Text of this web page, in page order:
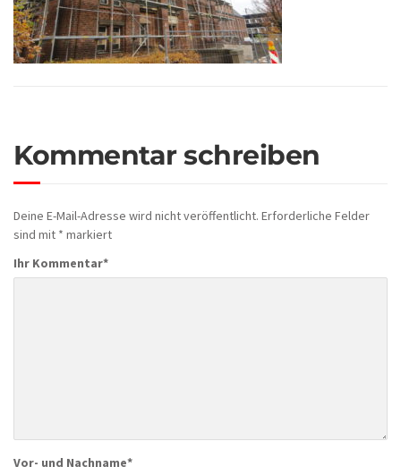
Kommentar schreiben
Deine E-Mail-Adresse wird nicht veröffentlicht. Erforderliche Felder
sind mit * markiert
Ihr Kommentar*
Vor- und Nachname*